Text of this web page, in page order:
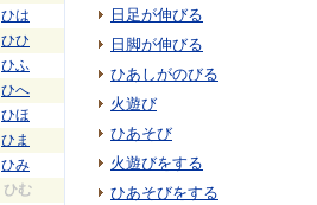
ひは
ひひ
ひふ
ひへ
ひほ
ひま
ひみ
ひむ
日足が伸びる
日脚が伸びる
ひあしがのびる
火遊び
ひあそび
火遊びをする
ひあそびをする